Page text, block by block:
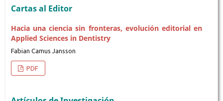
Cartas al Editor
Hacia una ciencia sin fronteras, evolución editorial en
Applied Sciences in Dentistry
Fabian Camus Jansson
PDF